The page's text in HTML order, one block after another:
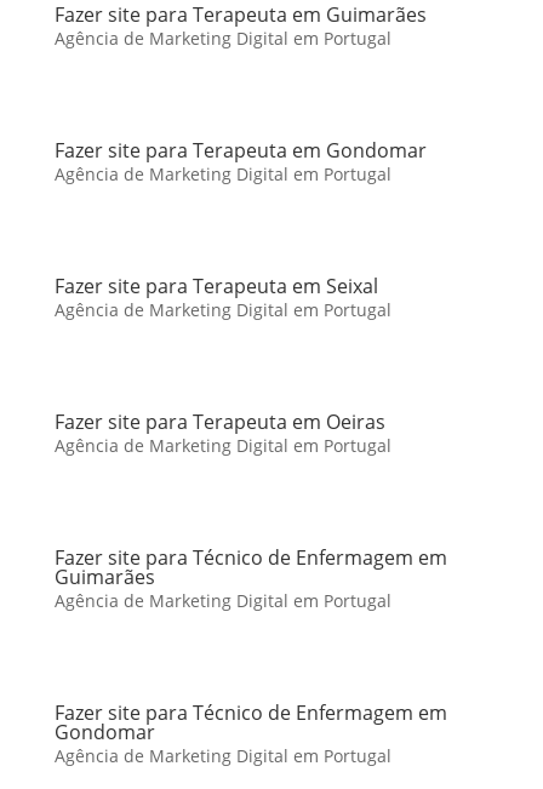
Fazer site para Terapeuta em Guimarães
Agência de Marketing Digital em Portugal
Fazer site para Terapeuta em Gondomar
Agência de Marketing Digital em Portugal
Fazer site para Terapeuta em Seixal
Agência de Marketing Digital em Portugal
Fazer site para Terapeuta em Oeiras
Agência de Marketing Digital em Portugal
Fazer site para Técnico de Enfermagem em
Guimarães
Agência de Marketing Digital em Portugal
Fazer site para Técnico de Enfermagem em
Gondomar
Agência de Marketing Digital em Portugal